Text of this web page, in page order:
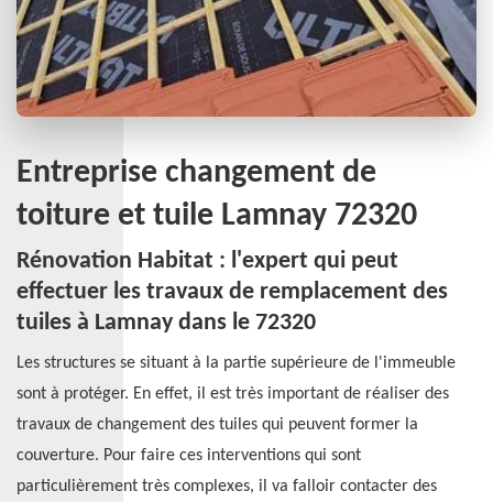
Entreprise changement de
toiture et tuile Lamnay 72320
Rénovation Habitat : l'expert qui peut
effectuer les travaux de remplacement des
tuiles à Lamnay dans le 72320
Les structures se situant à la partie supérieure de l'immeuble
sont à protéger. En effet, il est très important de réaliser des
travaux de changement des tuiles qui peuvent former la
couverture. Pour faire ces interventions qui sont
particulièrement très complexes, il va falloir contacter des